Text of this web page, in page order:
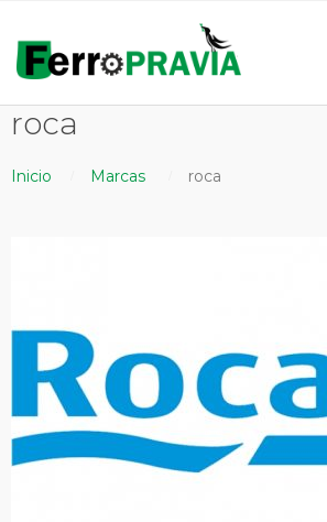
roca
Inicio Marcas roca